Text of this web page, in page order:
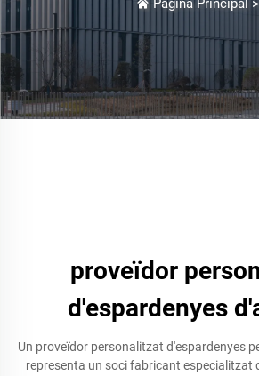
Pàgina Principal >
proveïdor
d'espardenyes
Un proveïdor personalitzat d'espardenyes
representa un soci fabricant especialitzat